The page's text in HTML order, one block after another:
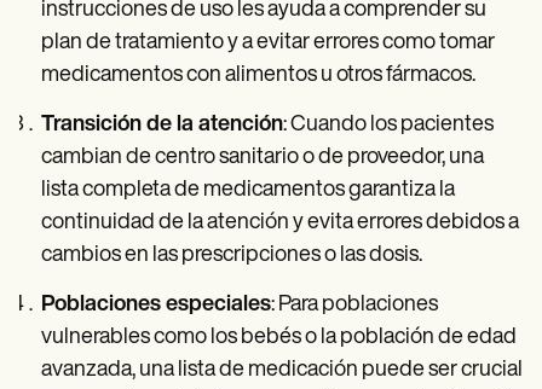
instrucciones de uso les ayuda a comprender su
plan de tratamiento y a evitar errores como tomar
medicamentos con alimentos u otros fármacos.
Transición de la atención: Cuando los pacientes
cambian de centro sanitario o de proveedor, una
lista completa de medicamentos garantiza la
continuidad de la atención y evita errores debidos a
cambios en las prescripciones o las dosis.
Poblaciones especiales: Para poblaciones
vulnerables como los bebés o la población de edad
avanzada, una lista de medicación puede ser crucial